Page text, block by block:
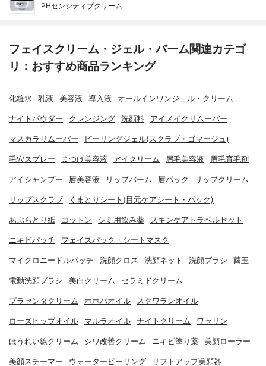
PHセンシティブクリーム
フェイスクリーム・ジェル・バーム関連カテゴ
リ：おすすめ商品ランキング
化粧水 乳液 美容液 導入液 オールインワンジェル・クリーム
ナイトパウダー クレンジング 洗顔料 アイメイクリムーバー
マスカラリムーバー ピーリングジェル(スクラブ・ゴマージュ)
毛穴スプレー まつげ美容液 アイクリーム 眉毛美容液 眉毛育毛剤
アイシャンプー 唇美容液 リップバーム 唇パック リップクリーム
リップスクラブ くまとりシート(目元ケアシート・パック)
あぶらとり紙 コットン シミ用飲み薬 スキンケアトラベルセット
ニキビパッチ フェイスパック・シートマスク
マイクロニードルパッチ 洗顔クロス 洗顔ネット 洗顔ブラシ 繭玉
電動洗顔ブラシ 美白クリーム セラミドクリーム
プラセンタクリーム ホホバオイル スクワランオイル
ローズヒップオイル マルラオイル ナイトクリーム ワセリン
ほうれい線クリーム シワ改善クリーム ニキビ塗り薬 美顔ローラー
美顔スチーマー ウォーターピーリング リフトアップ美顔器